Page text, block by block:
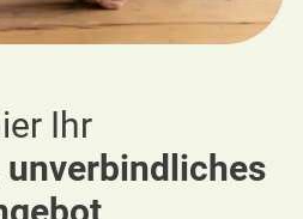
Ihr